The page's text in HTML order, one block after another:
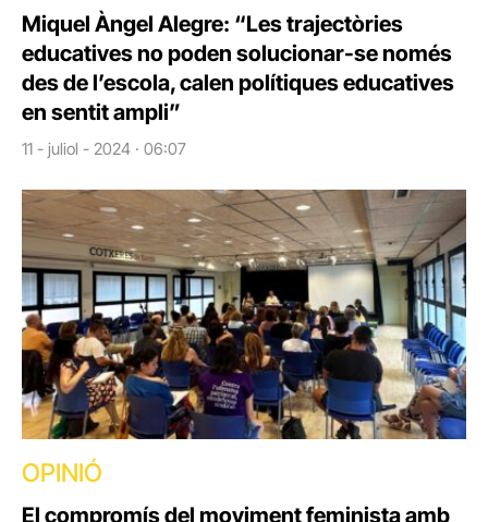
Miquel Àngel Alegre: “Les trajectòries
educatives no poden solucionar-se només
des de l’escola, calen polítiques educatives
en sentit ampli”
11 - juliol - 2024 · 06:07
OPINIÓ
El compromís del moviment feminista amb